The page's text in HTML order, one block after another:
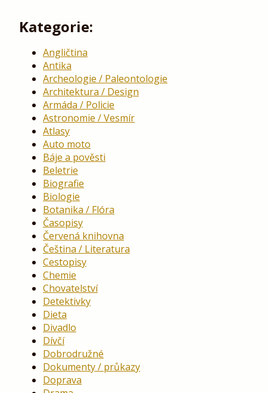
Kategorie:
Angličtina
Antika
Archeologie / Paleontologie
Architektura / Design
Armáda / Policie
Astronomie / Vesmír
Atlasy
Auto moto
Báje a pověsti
Beletrie
Biografie
Biologie
Botanika / Flóra
Časopisy
Červená knihovna
Čeština / Literatura
Cestopisy
Chemie
Chovatelství
Detektivky
Dieta
Divadlo
Dívčí
Dobrodružné
Dokumenty / průkazy
Doprava